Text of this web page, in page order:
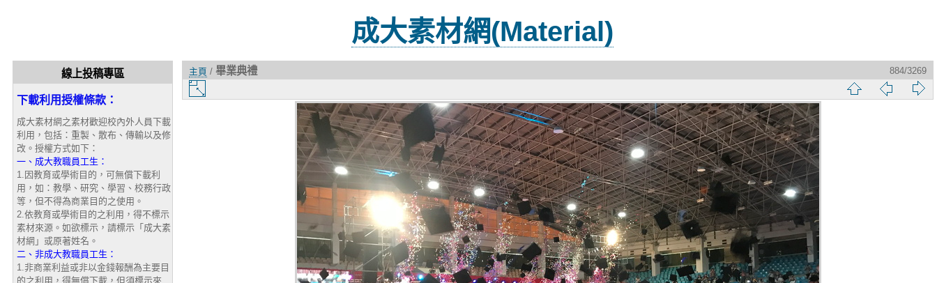
成大素材網(Material)
線上投稿專區
下載利用授權條款：
成大素材網之素材歡迎校內外人員下載
利用，包括：重製、散布、傳輸以及修
改。授權方式如下：
一、成大教職員工生：
1.因教育或學術目的，可無償下載利
用，如：教學、研究、學習、校務行政
等，但不得為商業目的之使用。
2.依教育或學術目的之利用，得不標示
素材來源。如欲標示，請標示「成大素
材網」或原著姓名。
二、非成大教職員工生：
1.非商業利益或非以金錢報酬為主要目
的之利用，得無償下載，但須標示來
主頁 / 畢業典禮
884/3269
略
頁
一
片